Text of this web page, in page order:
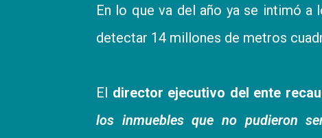
En lo que va del año ya se intimó a
detectar 14 millones de metros
El director ejecutivo del ente
los inmuebles que no pudieron